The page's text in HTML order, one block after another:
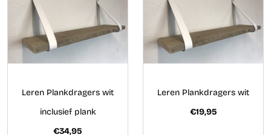
Leren Plankdragers wit
inclusief plank
€34,95
Leren Plankdragers wit
€19,95